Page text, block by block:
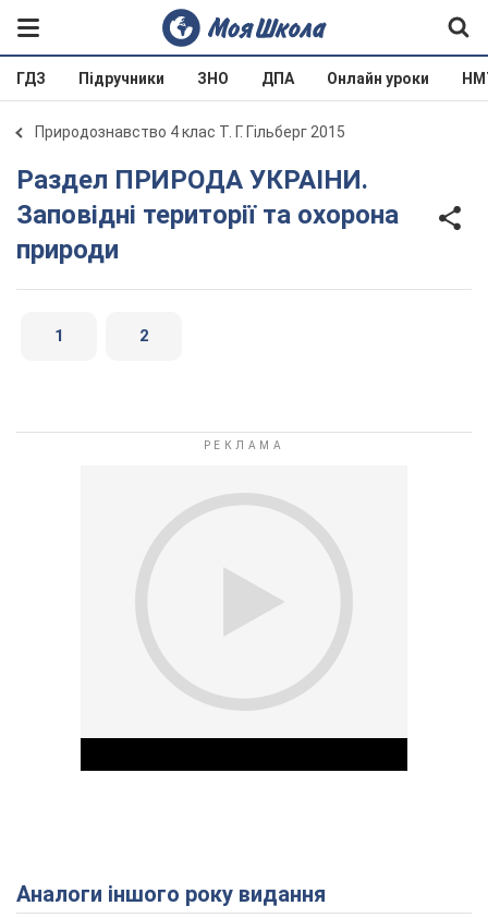
ГДЗ Підручники ЗНО ДПА Онлайн уроки
Природознавство 4 клас Т. Г. Гільберг 2015
Раздел ПРИРОДА УКРАIНИ.
Заповідні території та охорона
природи
1 2
Play Video
Аналоги іншого року видання